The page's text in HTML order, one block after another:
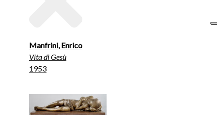
Manfrini, Enrico
Vita di Gesù
1953